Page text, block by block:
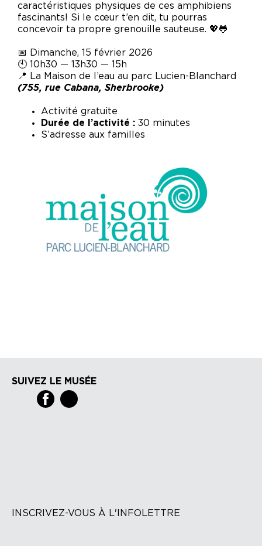
caractéristiques physiques de ces amphibiens
fascinants! Si le cœur t’en dit, tu pourras
concevoir ta propre grenouille sauteuse. 💖🐸
📅 Dimanche, 15 février 2026
🕙 10h30 — 13h30 — 15h
📍 La Maison de l’eau au parc Lucien-Blanchard
(755, rue Cabana, Sherbrooke)
Activité gratuite
Durée de l’activité : 30 minutes
S’adresse aux familles
SUIVEZ LE MUSÉE
INSCRIVEZ-VOUS À L'INFOLETTRE